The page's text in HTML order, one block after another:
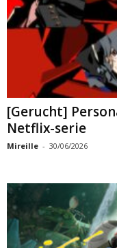
[Gerucht]
Netflix-serie
Mireille - 30/06/2026